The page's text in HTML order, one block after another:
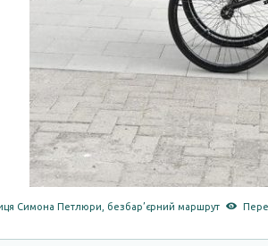
Симона Петлюри ,безбар’єрний маршрут